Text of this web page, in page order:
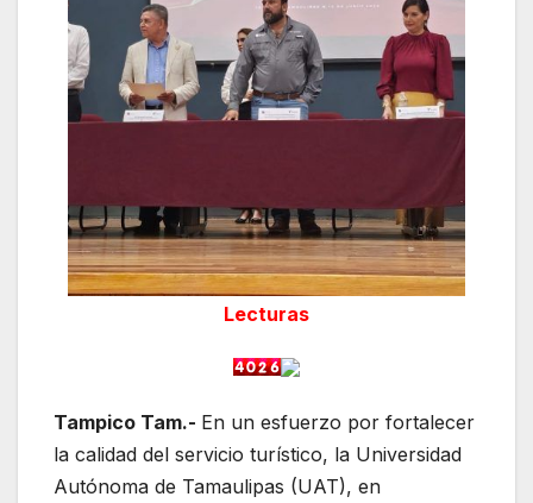
Lecturas
Tampico Tam.- En un esfuerzo por fortalecer
la calidad del servicio turístico, la Universidad
Autónoma de Tamaulipas (UAT), en